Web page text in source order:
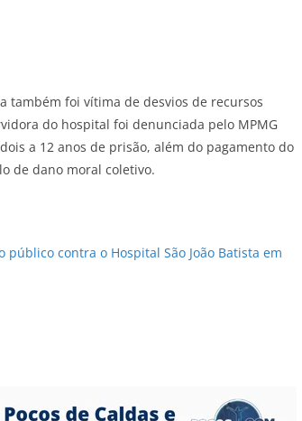
também foi vítima de desvios de recursos
do hospital foi denunciada pelo MPMG
a 12 anos de prisão, além do pagamento do
de dano moral coletivo.
contra o Hospital São João Batista em